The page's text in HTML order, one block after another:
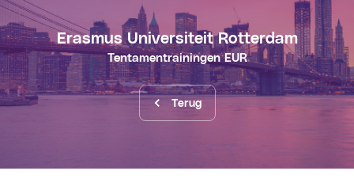
Terug
Erasmus Universiteit Rotterdam
Tentamentrainingen EUR